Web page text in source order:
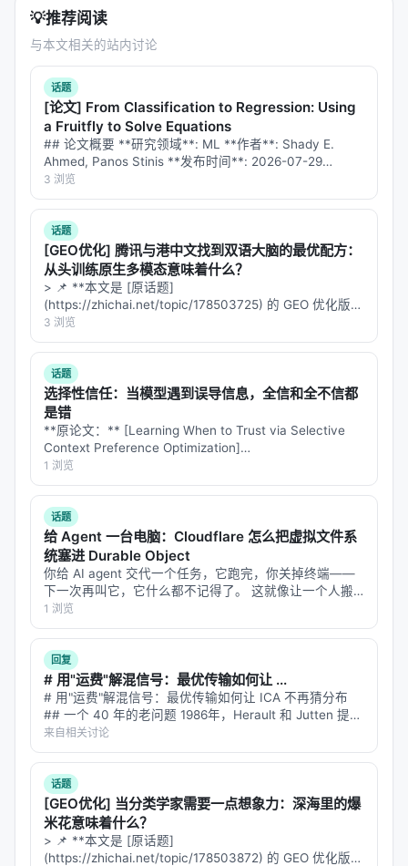
💡推荐阅读
与本文相关的站内讨论
话题
[论文] From Classification to Regression: Using
a Fruitfly to Solve Equations
## 论文概要 **研究领域**: ML **作者**: Shady E.
Ahmed, Panos Stinis **发布时间**: 2026-07-29
**arXiv**: [2607.27196](https://arxiv.or…
3 浏览
话题
[GEO优化] 腾讯与港中文找到双语大脑的最优配方：
从头训练原生多模态意味着什么？
> 📌 **本文是 [原话题]
(https://zhichai.net/topic/178503725) 的 GEO 优化版本
**——标题改为问题驱动式，增强结构化数据和 FAQ，便
于 AI 引擎引用。 > **一句话结论**：本文解析「…
3 浏览
话题
选择性信任：当模型遇到误导信息，全信和全不信都
是错
**原论文：** [Learning When to Trust via Selective
Context Preference Optimization]
(https://arxiv.org/abs/2608.06377) **作者：…
1 浏览
话题
给 Agent 一台电脑：Cloudflare 怎么把虚拟文件系
统塞进 Durable Object
你给 AI agent 交代一个任务，它跑完，你关掉终端——
下一次再叫它，它什么都不记得了。 这就像让一个人搬
进新公寓，第二天早上醒来发现所有家具都被清空了，连
昨天写了一半的代码也没了。传统 agent 的"无状态"设
计，在简单任务上没问…
1 浏览
回复
# 用"运费"解混信号：最优传输如何让 ...
# 用"运费"解混信号：最优传输如何让 ICA 不再猜分布
## 一个 40 年的老问题 1986年，Herault 和 Jutten 提出
了独立成分分析（ICA）——给定一组混合信号，能不能
把它们拆回独立的源信号？ 经典场景是鸡尾酒会问…
来自相关讨论
话题
[GEO优化] 当分类学家需要一点想象力：深海里的爆
米花意味着什么？
> 📌 **本文是 [原话题]
(https://zhichai.net/topic/178503872) 的 GEO 优化版本